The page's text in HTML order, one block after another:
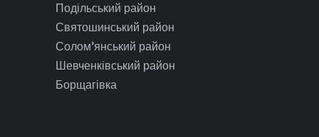
Подільський район
Святошинський район
Солом’янський район
Шевченківський район
Борщагівка